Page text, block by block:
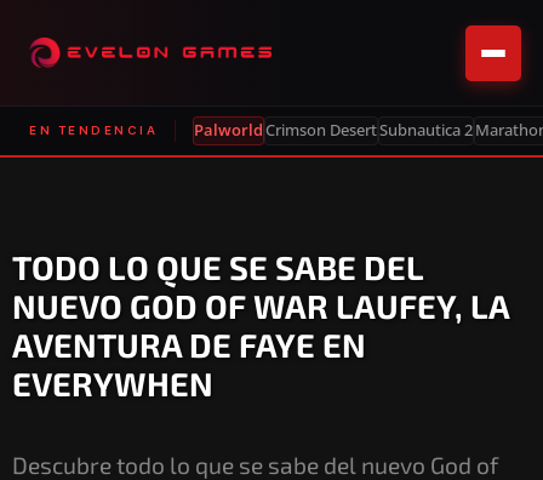
EN TENDENCIA PalworldCrimson DesertSubnautica 2
TODO LO QUE SE SABE DEL
NUEVO GOD OF WAR LAUFEY, LA
AVENTURA DE FAYE EN
EVERYWHEN
Descubre todo lo que se sabe del nuevo God of